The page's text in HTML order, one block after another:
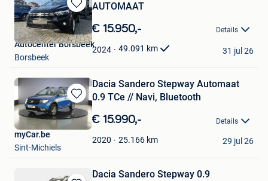
Bewaren
in
Mijn
Favorieten
AUTOMAAT
€ 15.950,- Details
2024 49.091 km
Autocenter Borsbeek
Borsbeek
31 jul 26
Bewaren
in
Mijn
Favorieten
Dacia Sandero Stepway Automaat
0.9 TCe // Navi, Bluetooth
€ 15.990,- Details
2020 25.166 km
myCar.be
Sint-Michiels
29 jul 26
Dacia Sandero Stepway 0.9